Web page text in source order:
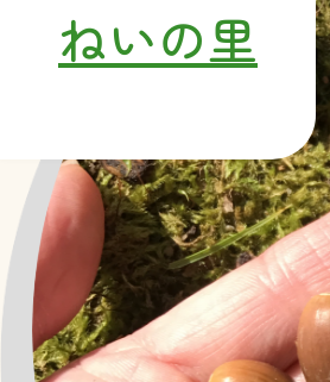
ねいの里